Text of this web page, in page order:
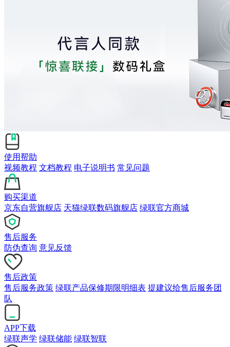
使用帮助
视频教程 文档教程 电子说明书 常见问题
购买渠道
京东自营旗舰店 天猫绿联数码旗舰店 绿联官方商城
售后服务
防伪查询 意见反馈
售后政策
售后服务政策 绿联产品保修期限明细表 提建议给售后服务团
队
APP下载
绿联声学 绿联储能 绿联智联